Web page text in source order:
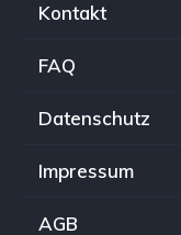
Kontakt
FAQ
Datenschutz
Impressum
AGB